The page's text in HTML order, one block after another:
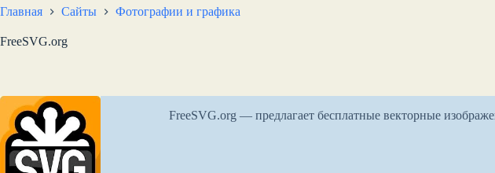
Главная Сайты Фотографии и графика
FreeSVG.org
FreeSVG.org — предлагает бесплатные векторные